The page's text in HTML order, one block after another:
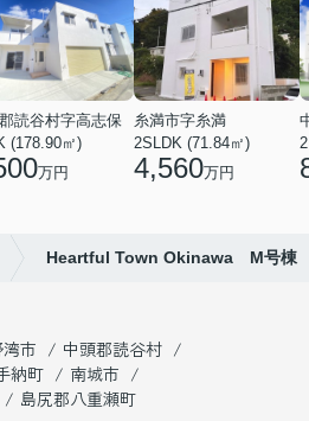
読谷村字高志保
(178.90㎡)
万円
糸満市字糸満
2SLDK (71.84㎡)
4,560万円
Heartful Town Okinawa M号棟
市
中頭郡読谷村
納町
南城市
島尻郡八重瀬町